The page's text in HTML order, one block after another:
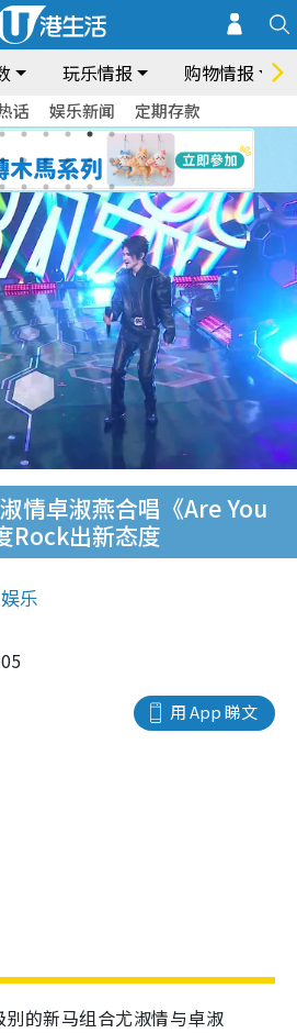
玩乐情报 购物情报
话 娱乐新闻 定期存款
情卓淑燕合唱《Are You
Rock出新态度
娱乐
用 App 睇文
的新马组合尤淑情与卓淑